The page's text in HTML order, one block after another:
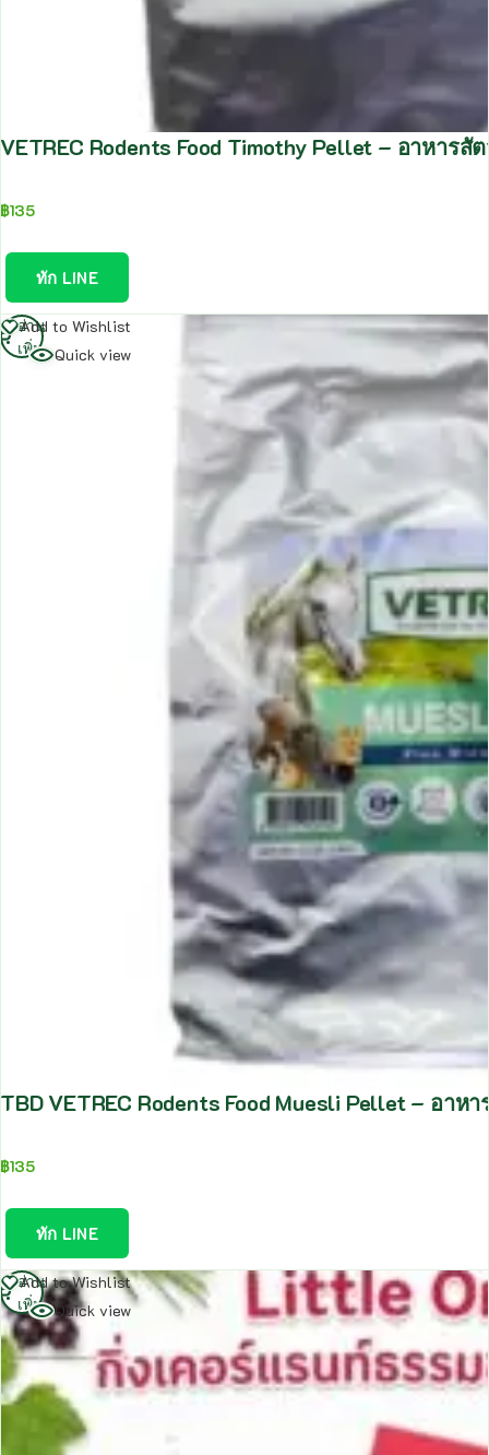
VETREC Rodents Food Timothy Pellet – อาหา
฿135
ทัก LINE
Add to Wishlist
Quick view
TBD VETREC Rodents Food Muesli Pellet – อา
฿135
ทัก LINE
อ่าน
เพิ่ม
Add to Wishlist
Quick view
อ่าน
เพิ่ม